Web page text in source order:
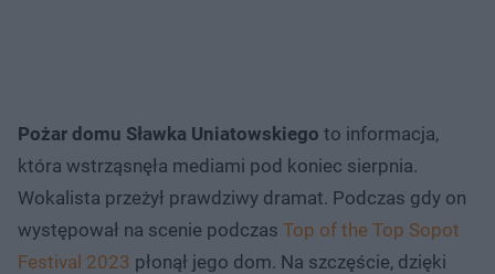
Pożar domu Sławka Uniatowskiego to informacja,
która wstrząsnęła mediami pod koniec sierpnia.
Wokalista przeżył prawdziwy dramat. Podczas gdy on
występował na scenie podczas Top of the Top Sopot
Festival 2023 płonął jego dom. Na szczęście, dzięki